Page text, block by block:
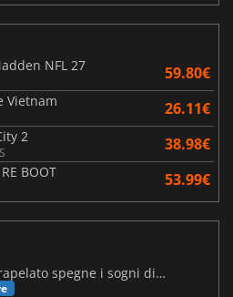
NFL 27
59.80€
Vietnam 26.11€
2 38.98€
BOOT 53.99€
Steam Frame: il prezzo trapelato spegne i sogni di un VR economico